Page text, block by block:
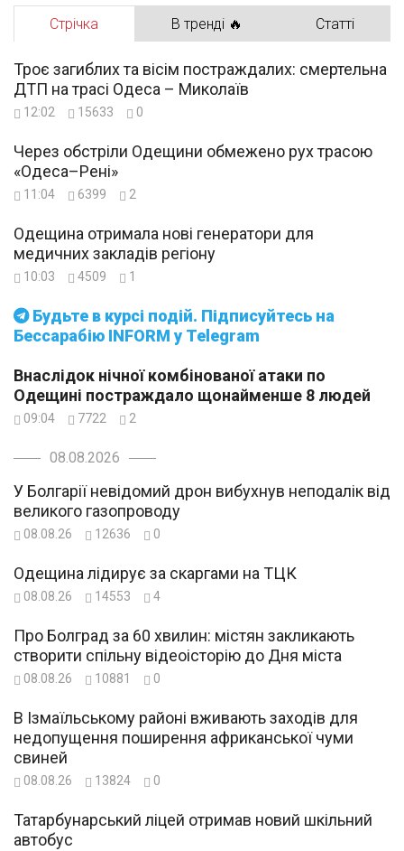
Стрічка В тренді 🔥 Статті
Будьте в курсі подій. Підписуйтесь на
Бессарабію INFORM у Telegram
Троє загиблих та вісім постраждалих: смертельна
ДТП на трасі Одеса – Миколаїв
12:02 15633 0
Через обстріли Одещини обмежено рух трасою
«Одеса–Рені»
11:04 6399 2
Одещина отримала нові генератори для
медичних закладів регіону
10:03 4509 1
Внаслідок нічної комбінованої атаки по
Одещині постраждало щонайменше 8 людей
09:04 7722 2
08.08.2026
У Болгарії невідомий дрон вибухнув неподалік від
великого газопроводу
08.08.26 12636 0
Одещина лідирує за скаргами на ТЦК
08.08.26 14553 4
Про Болград за 60 хвилин: містян закликають
створити спільну відеоісторію до Дня міста
08.08.26 10881 0
В Ізмаїльському районі вживають заходів для
недопущення поширення африканської чуми
свиней
08.08.26 13824 0
Татарбунарський ліцей отримав новий шкільний
автобус